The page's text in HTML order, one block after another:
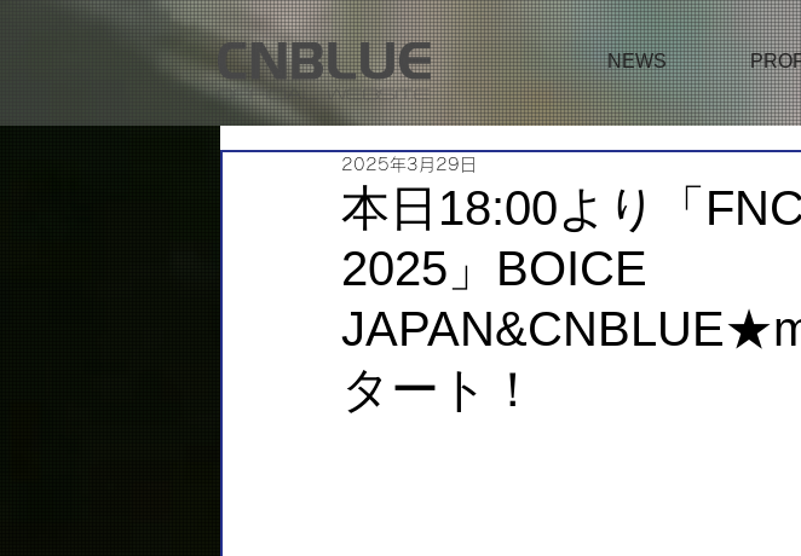
NEWS
本日18:00より「
2025」BOICE
タート！
2025年3月29日